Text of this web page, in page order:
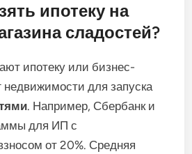
ипотеку на
сладостей?
ипотеку или бизнес-
недвижимости для запуска
. Например, Сбербанк и
для ИП с
от 20%. Средняя